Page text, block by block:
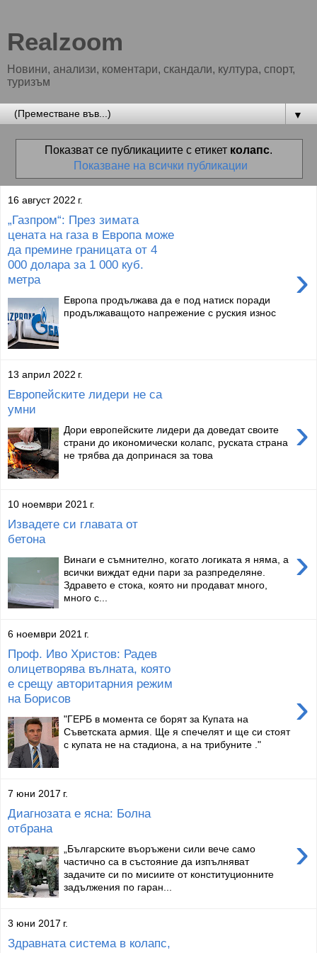
Realzoom
Новини, анализи, коментари, скандали, култура, спорт,
туризъм
▼
Показват се публикациите с етикет колапс.
Показване на всички публикации
16 август 2022 г.
„Газпром“: През зимата
цената на газа в Европа може
да премине границата от 4
000 долара за 1 000 куб.
метра
›
Европа продължава да е под натиск поради
продължаващото напрежение с руския износ
13 април 2022 г.
Европейските лидери не са
умни
›
Дори европейските лидери да доведат своите
страни до икономически колапс, руската страна
не трябва да допринася за това
10 ноември 2021 г.
Извадете си главата от
бетона
›
Винаги е съмнително, когато логиката я няма, а
всички виждат едни пари за разпределяне.
Здравето е стока, която ни продават много,
много с...
6 ноември 2021 г.
Проф. Иво Христов: Радев
олицетворява вълната, която
е срещу авторитарния режим
на Борисов
›
"ГЕРБ в момента се борят за Купата на
Съветската армия. Ще я спечелят и ще си стоят
с купата не на стадиона, а на трибуните ."
7 юни 2017 г.
Диагнозата е ясна: Болна
отбрана
›
„Българските въоръжени сили вече само
частично са в състояние да изпълняват
задачите си по мисиите от конституционните
задължения по гаран...
3 юни 2017 г.
Здравната система в колапс,